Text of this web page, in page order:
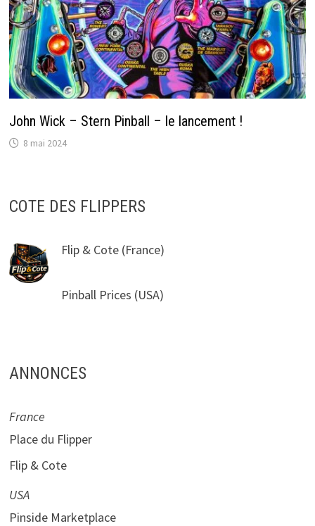
John Wick – Stern Pinball – le lancement !
8 mai 2024
COTE DES FLIPPERS
Flip & Cote(France)
Pinball Prices (USA)
ANNONCES
France
Place du Flipper
Flip & Cote
USA
Pinside Marketplace